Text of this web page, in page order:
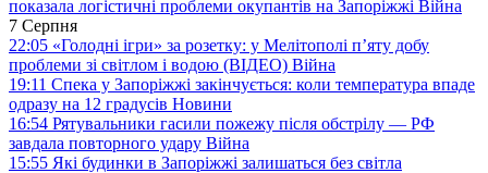
показала логістичні проблеми окупантів на Запоріжжі Війна
7 Серпня
22:05 «Голодні ігри» за розетку: у Мелітополі п’яту добу
проблеми зі світлом і водою (ВІДЕО) Війна
19:11 Спека у Запоріжжі закінчується: коли температура впаде
одразу на 12 градусів Новини
16:54 Рятувальники гасили пожежу після обстрілу — РФ
завдала повторного удару Війна
15:55 Які будинки в Запоріжжі залишаться без світла